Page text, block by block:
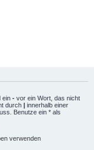
ein - vor ein Wort, das nicht
durch | innerhalb einer
Benutze ein * als
verwenden